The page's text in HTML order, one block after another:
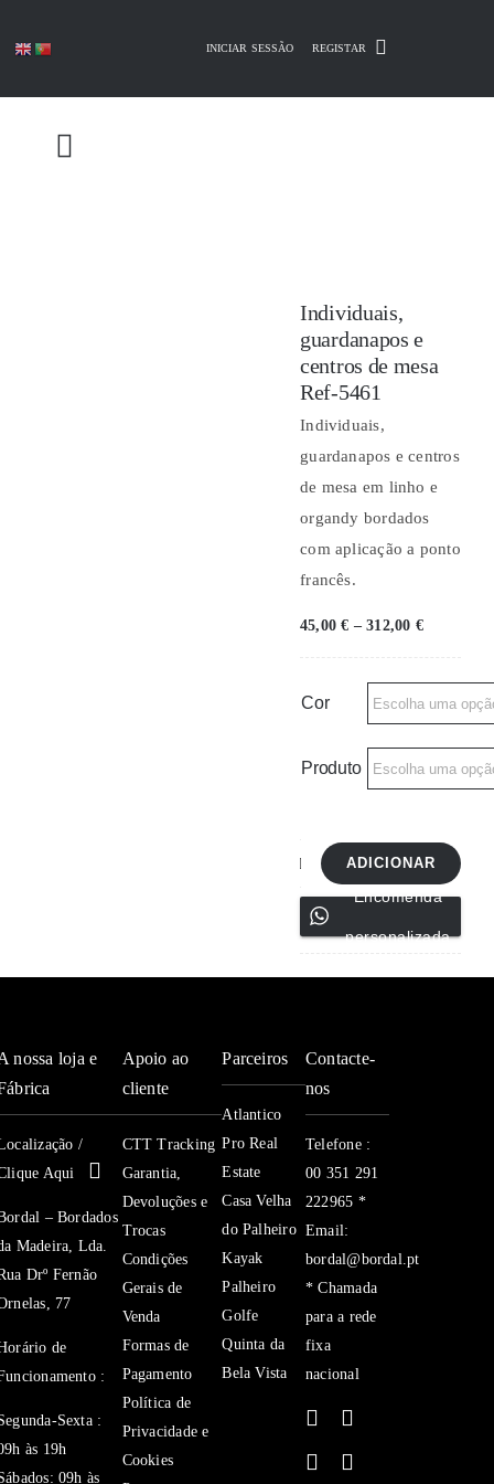
INICIAR SESSÃO REGISTAR
Individuais,
guardanapos e
centros de mesa
Ref-5461
Individuais,
guardanapos e centros
de mesa em linho e
organdy bordados
com aplicação a ponto
francês.
45,00€ – 312,00 €Price
Cor
Produto
Quantidade
de
Individuais,
de
mesa
5461
ADICIONAR
Encomenda
personalizada
nossa loja e
/
Aqui
– Bordados
Madeira, Lda.
Drº Fernão
77
de
:
Sexta :
às 19h
09h às
Apoio ao
cliente
CTT Tracking
Garantia,
Devoluções e
Trocas
Condições
Gerais de
Venda
Formas de
Pagamento
Política de
Privacidade e
Cookies
Parceiros
Atlantico
Pro Real
Estate
Casa Velha
do Palheiro
Kayak
Palheiro
Golfe
Quinta da
Bela Vista
Contacte-
nos
Telefone :
00 351 291
222965 *
Email:
bordal@bordal.pt
* Chamada
para a rede
fixa
nacional